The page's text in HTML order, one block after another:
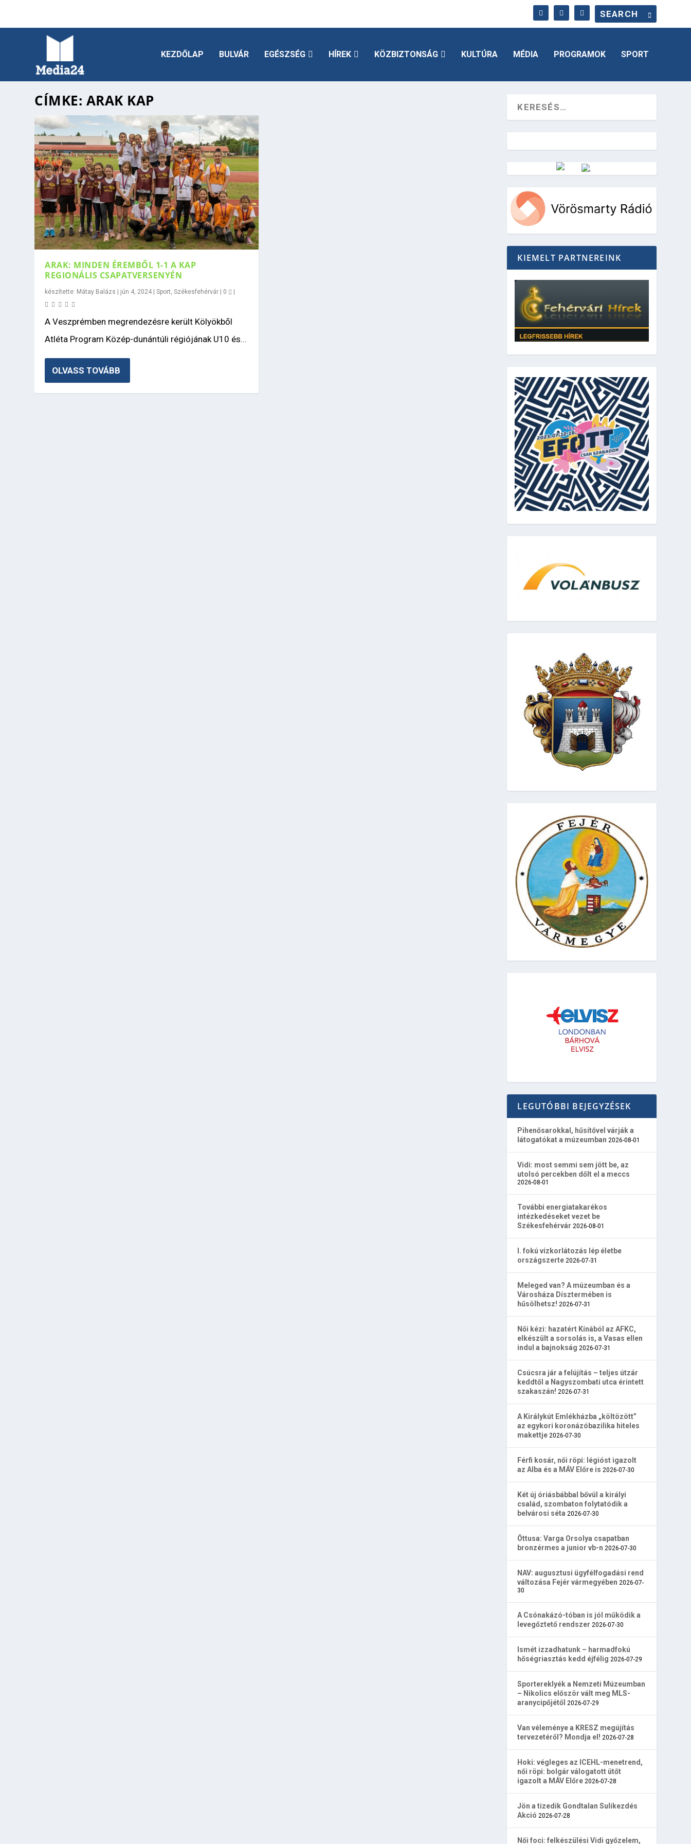
KEZDŐLAP BULVÁR EGÉSZSÉG HÍREK KÖZBIZTONSÁG KULTÚRA MÉDIA PROGRAMOK SPORT
CÍMKE: ARAK KAP
ARAK: MINDEN ÉREMBŐL 1-1 A KAP
REGIONÁLIS CSAPATVERSENYÉN
készítette: Mátay Balázs jún 4, 2024 |Sport,Székesfehérvár 0
A Veszprémben megrendezésre került Kölyökből
Atléta Program Közép-dunántúli régiójának U10 és...
OLVASS TOVÁBB
Vörösmarty Rádió
KIEMELT PARTNEREINK
LEGUTÓBBI BEJEGYZÉSEK
Pihenősarokkal, hűsítővel várják a
látogatókat a múzeumban 2026-08-01
Vidi: most semmi sem jött be, az
utolsó percekben dőlt el a meccs
2026-08-01
További energiatakarékos
intézkedéseket vezet be
Székesfehérvár 2026-08-01
I. fokú vízkorlátozás lép életbe
országszerte 2026-07-31
Meleged van? A múzeumban és a
Városháza Dísztermében is
hűsölhetsz! 2026-07-31
Női kézi: hazatért Kínából az AFKC,
elkészült a sorsolás is, a Vasas ellen
indul a bajnokság 2026-07-31
Csúcsra jár a felújítás – teljes útzár
keddtől a Nagyszombati utca érintett
szakaszán! 2026-07-31
A Királykút Emlékházba „költözött”
az egykori koronázóbazilika hiteles
makettje 2026-07-30
Férfi kosár, női röpi: légióst igazolt
az Alba és a MÁV Előre is 2026-07-30
Két új óriásbábbal bővül a királyi
család, szombaton folytatódik a
belvárosi séta 2026-07-30
Öttusa: Varga Orsolya csapatban
bronzérmes a junior vb-n 2026-07-30
NAV: augusztusi ügyfélfogadási rend
változása Fejér vármegyében 2026-07-
30
A Csónakázó-tóban is jól működik a
levegőztető rendszer 2026-07-30
Ismét izzadhatunk – harmadfokú
hőségriasztás kedd éjfélig 2026-07-29
Sportereklyék a Nemzeti Múzeumban
– Nikolics először vált meg MLS-
aranycipőjétől 2026-07-29
Van véleménye a KRESZ megújítás
tervezetéről? Mondja el! 2026-07-28
Hoki: végleges az ICEHL-menetrend,
női röpi: bolgár válogatott ütőt
igazolt a MÁV Előre 2026-07-28
Jön a tizedik Gondtalan Sulikezdés
Akció 2026-07-28
Női foci: felkészülési Vidi győzelem,